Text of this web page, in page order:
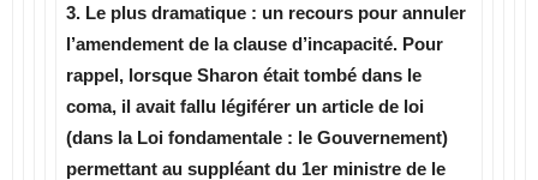
3. Le plus dramatique : un recours pour annuler
l’amendement de la clause d’incapacité. Pour
rappel, lorsque Sharon était tombé dans le
coma, il avait fallu légiférer un article de loi
(dans la Loi fondamentale : le Gouvernement)
permettant au suppléant du 1er ministre de le